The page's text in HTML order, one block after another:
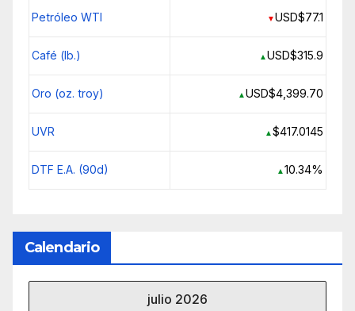
Petróleo WTI ▼USD$77.1
Café (lb.) ▲USD$315.9
Oro (oz. troy) ▲USD$4,399.70
UVR ▲$417.0145
DTF E.A. (90d) ▲ 10.34%
Calendario
julio 2026